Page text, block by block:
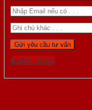
Gọi 0976.169.864